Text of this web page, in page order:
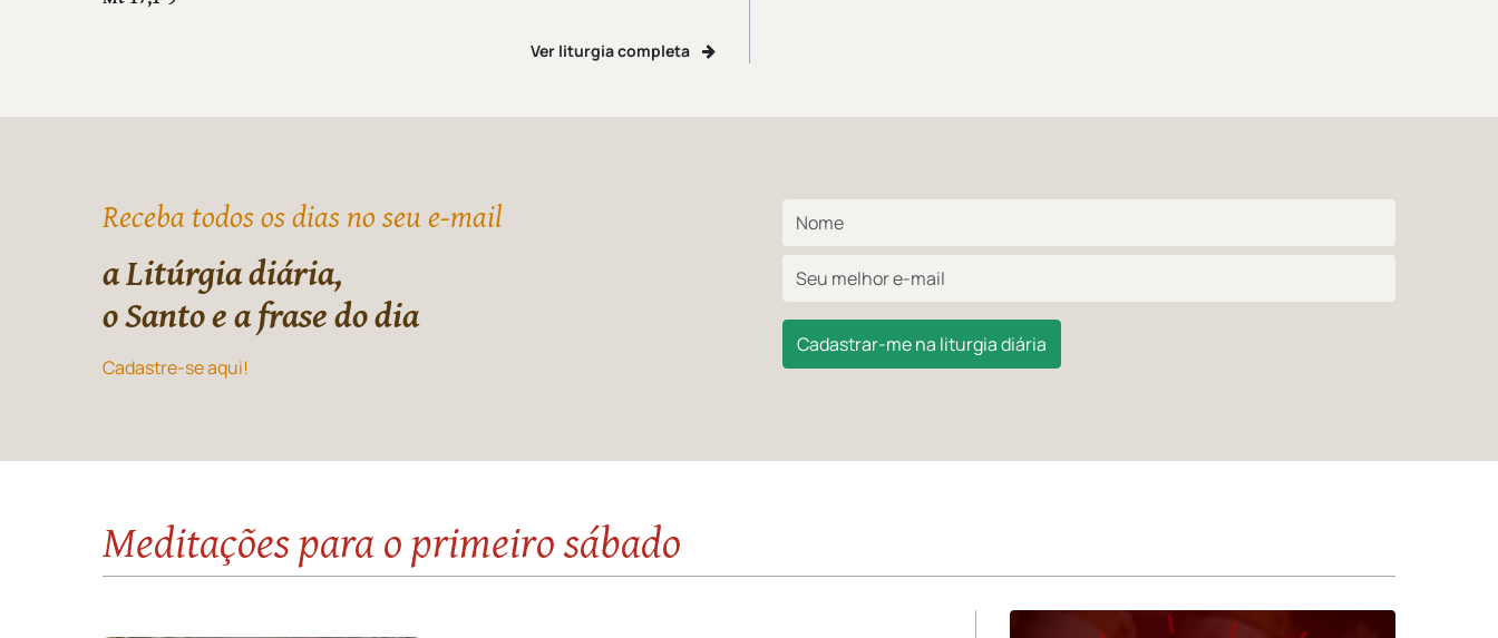
Ver liturgia completa
Receba todos os dias no seu e-mail
a Litúrgia diária,
o Santo e a frase do dia
Cadastre-se aqui!
Cadastrar-me na liturgia diária
Meditações para o primeiro sábado